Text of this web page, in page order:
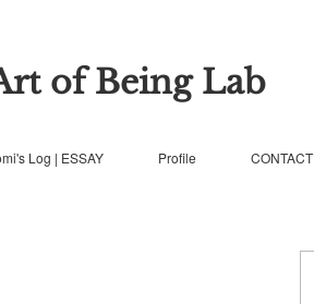
of Being Lab
Log | ESSAY Profile CONTACT